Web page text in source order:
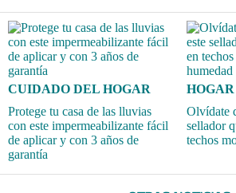
CUIDADO DEL HOGAR
Protege tu casa de las lluvias
con este impermeabilizante fácil
de aplicar y con 3 años de
garantía
HOGAR
Olvídate
sellador
techos